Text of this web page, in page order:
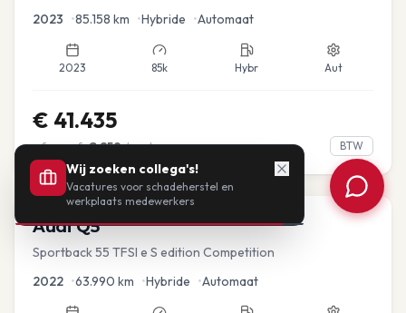
2023 •85.158 km •Hybride •Automaat
2023 85k Hybr Aut
€ 41.435
of vanaf:€859/mnd BTW
Audi Q5
Sportback 55 TFSI e S edition Competition
2022 •63.990 km •Hybride •Automaat
Wij zoeken collega's!
Vacatures voor schadeherstel en
werkplaats medewerkers